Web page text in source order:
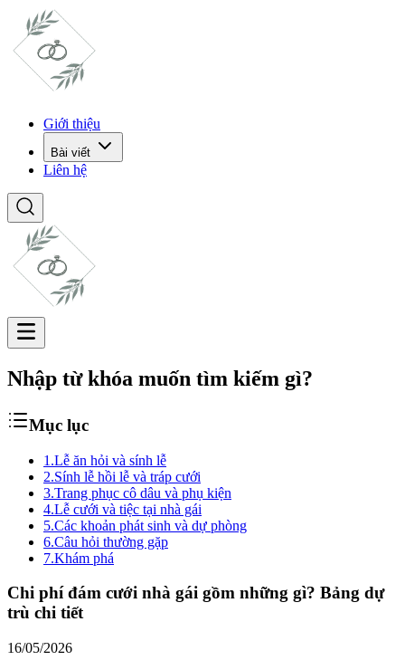
Giới thiệu
Bài viết
Liên hệ
Nhập từ khóa muốn tìm kiếm gì?
Mục lục
1.Lễ ăn hỏi và sính lễ
2.Sính lễ hồi lễ và tráp cưới
3.Trang phục cô dâu và phụ kiện
4.Lễ cưới và tiệc tại nhà gái
5.Các khoản phát sinh và dự phòng
6.Câu hỏi thường gặp
7.Khám phá
Chi phí đám cưới nhà gái gồm những gì? Bảng dự
trù chi tiết
16/05/2026